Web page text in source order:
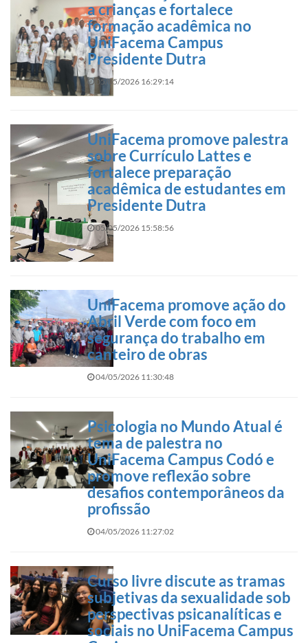
a crianças e fortalece
formação acadêmica no
UniFacema Campus
Presidente Dutra
05/05/2026 16:29:14
UniFacema promove palestra
sobre Currículo Lattes e
fortalece preparação
acadêmica de estudantes em
Presidente Dutra
05/05/2026 15:58:56
UniFacema promove ação do
Abril Verde com foco em
segurança do trabalho em
canteiro de obras
04/05/2026 11:30:48
Psicologia no Mundo Atual é
tema de palestra no
UniFacema Campus Codó e
promove reflexão sobre
desafios contemporâneos da
profissão
04/05/2026 11:27:02
Curso livre discute as tramas
subjetivas da sexualidade sob
perspectivas psicanalíticas e
sociais no UniFacema Campus